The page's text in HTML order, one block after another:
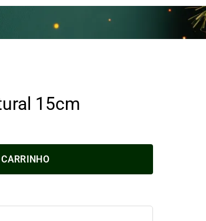
15cm